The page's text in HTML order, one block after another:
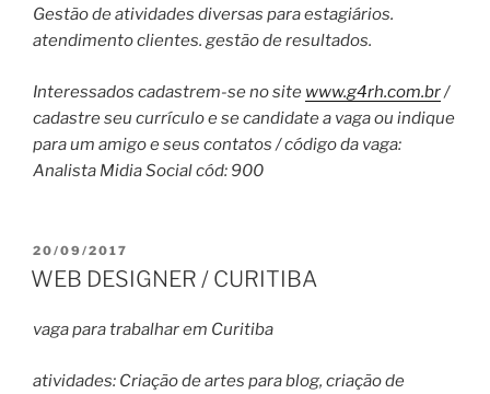
Gestão de atividades diversas para estagiários.
atendimento clientes. gestão de resultados.
Interessados cadastrem-se no site www.g4rh.com.br/
cadastre seu currículo e se candidate a vaga ou indique
para um amigo e seus contatos / código da vaga:
Analista Midia Social cód: 900
PUBLICADO
EM
20/09/2017
WEB DESIGNER / CURITIBA
vaga para trabalhar em Curitiba
atividades: Criação de artes para blog, criação de